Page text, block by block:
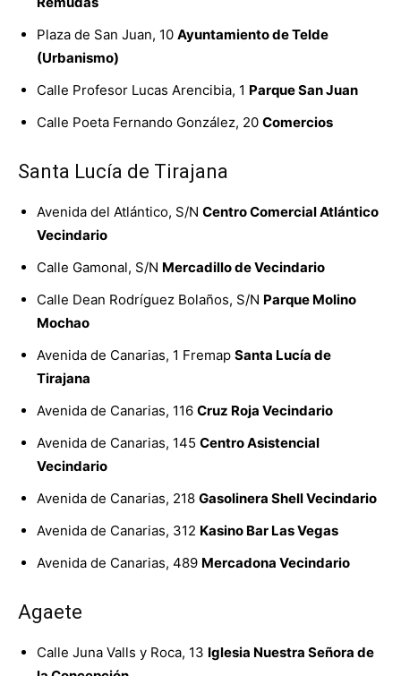
Plaza de San Juan, 10 Ayuntamiento de Telde
(Urbanismo)
Calle Profesor Lucas Arencibia, 1 Parque San Juan
Calle Poeta Fernando González, 20 Comercios
Santa Lucía de Tirajana
Avenida del Atlántico, S/N Centro Comercial Atlántico
Vecindario
Calle Gamonal, S/N Mercadillo de Vecindario
Calle Dean Rodríguez Bolaños, S/N Parque Molino
Mochao
Avenida de Canarias, 1 Fremap Santa Lucía de
Tirajana
Avenida de Canarias, 116 Cruz Roja Vecindario
Avenida de Canarias, 145 Centro Asistencial
Vecindario
Avenida de Canarias, 218 Gasolinera Shell Vecindario
Avenida de Canarias, 312 Kasino Bar Las Vegas
Avenida de Canarias, 489 Mercadona Vecindario
Agaete
Calle Juna Valls y Roca, 13 Iglesia Nuestra Señora de